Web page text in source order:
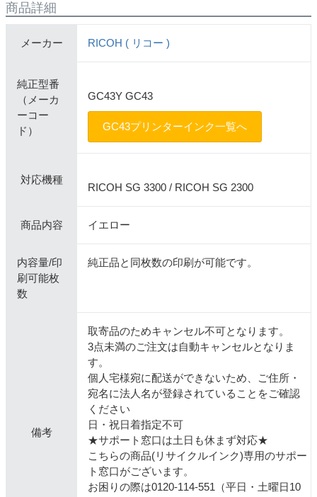
商品詳細
メーカー RICOH ( リコー )
純正型番
（メーカ
ーコー
ド）
GC43Y GC43
GC43プリンターインク一覧へ
対応機種
RICOH SG 3300 / RICOH SG 2300
商品内容 イエロー
内容量/印
刷可能枚
数
純正品と同枚数の印刷が可能です。
備考
取寄品のためキャンセル不可となります。
3点未満のご注文は自動キャンセルとなりま
す。
個人宅様宛に配送ができないため、ご住所・
宛名に法人名が登録されていることをご確認
ください
日・祝日着指定不可
★サポート窓口は土日も休まず対応★
こちらの商品(リサイクルインク)専用のサポー
ト窓口がございます。
お困りの際は0120-114-551（平日・土曜日10